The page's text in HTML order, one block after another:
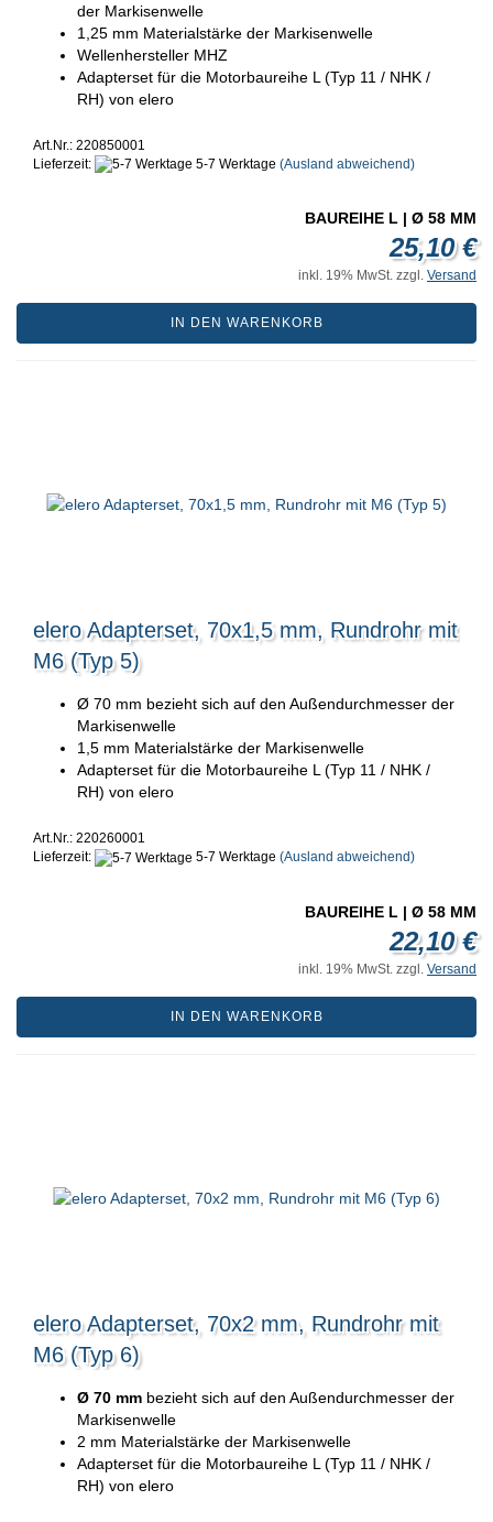
der Markisenwelle
1,25 mm Materialstärke der Markisenwelle
Wellenhersteller MHZ
Adapterset für die Motorbaureihe L (Typ 11 / NHK /
RH) von elero
Art.Nr.: 220850001
Lieferzeit:
5-7 Werktage (Ausland abweichend)
BAUREIHE L | Ø 58 MM
25,10 €
inkl. 19% MwSt. zzgl. Versand
IN DEN WARENKORB
elero Adapterset, 70x1,5 mm, Rundrohr mit
M6 (Typ 5)
Ø 70 mm bezieht sich auf den Außendurchmesser der
Markisenwelle
1,5 mm Materialstärke der Markisenwelle
Adapterset für die Motorbaureihe L (Typ 11 / NHK /
RH) von elero
Art.Nr.: 220260001
Lieferzeit:
5-7 Werktage (Ausland abweichend)
BAUREIHE L | Ø 58 MM
22,10 €
inkl. 19% MwSt. zzgl. Versand
IN DEN WARENKORB
elero Adapterset, 70x2 mm, Rundrohr mit
M6 (Typ 6)
Ø 70 mm bezieht sich auf den Außendurchmesser der
Markisenwelle
2 mm Materialstärke der Markisenwelle
Adapterset für die Motorbaureihe L (Typ 11 / NHK /
RH) von elero